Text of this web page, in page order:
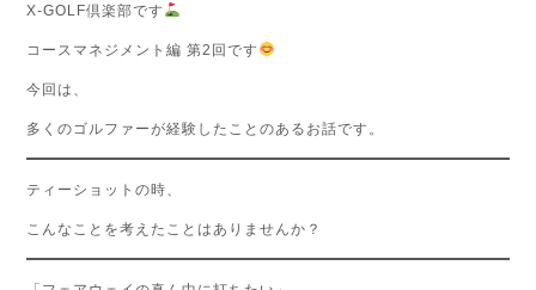
X-GOLF倶楽部です
コースマネジメント編 第2回です
今回は、
多くのゴルファーが経験したことのあるお話です。
ティーショットの時、
こんなことを考えたことはありませんか？